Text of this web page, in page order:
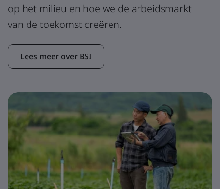
op het milieu en hoe we de arbeidsmarkt
van de toekomst creëren.
Lees meer over BSI